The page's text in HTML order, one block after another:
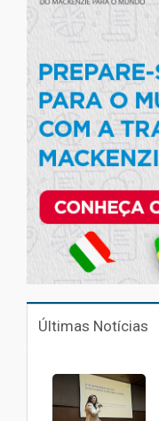
Últimas Notícias